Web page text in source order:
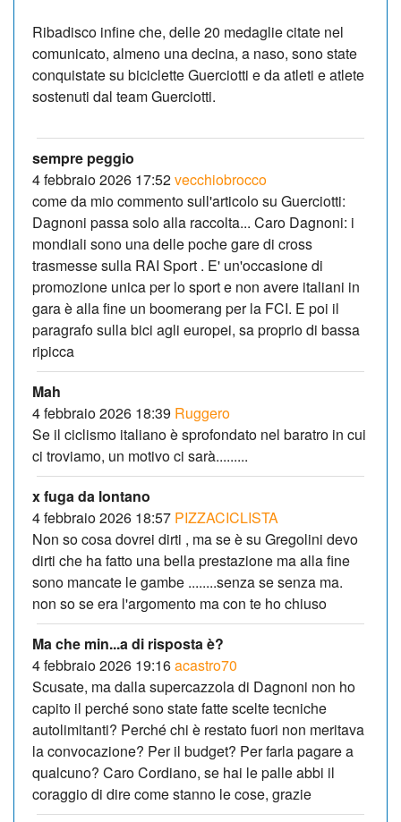
Ribadisco infine che, delle 20 medaglie citate nel
comunicato, almeno una decina, a naso, sono state
conquistate su biciclette Guerciotti e da atleti e atlete
sostenuti dal team Guerciotti.
sempre peggio
4 febbraio 2026 17:52vecchiobrocco
come da mio commento sull'articolo su Guerciotti:
Dagnoni passa solo alla raccolta... Caro Dagnoni: i
mondiali sono una delle poche gare di cross
trasmesse sulla RAI Sport . E' un'occasione di
promozione unica per lo sport e non avere italiani in
gara è alla fine un boomerang per la FCI. E poi il
paragrafo sulla bici agli europei, sa proprio di bassa
ripicca
Mah
4 febbraio 2026 18:39 Ruggero
Se il ciclismo italiano è sprofondato nel baratro in cui
ci troviamo, un motivo ci sarà.........
x fuga da lontano
4 febbraio 2026 18:57 PIZZACICLISTA
Non so cosa dovrei dirti , ma se è su Gregolini devo
dirti che ha fatto una bella prestazione ma alla fine
sono mancate le gambe ........senza se senza ma.
non so se era l'argomento ma con te ho chiuso
Ma che min...a di risposta è?
4 febbraio 2026 19:16acastro70
Scusate, ma dalla supercazzola di Dagnoni non ho
capito il perché sono state fatte scelte tecniche
autolimitanti? Perché chi è restato fuori non meritava
la convocazione? Per il budget? Per farla pagare a
qualcuno? Caro Cordiano, se hai le palle abbi il
coraggio di dire come stanno le cose, grazie